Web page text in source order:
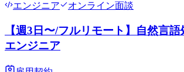
エンジニア オンライン面談
【週3日〜/フルリモート】自然言
エンジニア